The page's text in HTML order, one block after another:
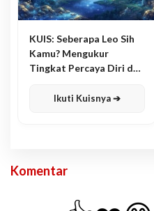
KUIS: Seberapa Leo Sih
Kamu? Mengukur
Tingkat Percaya Diri dan
Ikuti Kuisnya ➔
Komentar